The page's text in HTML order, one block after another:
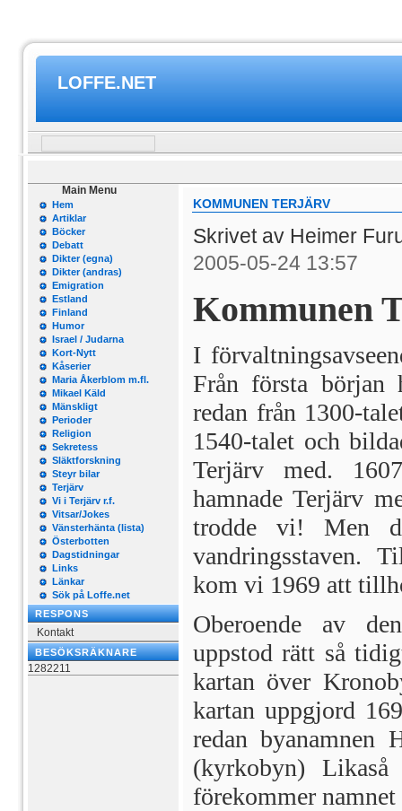
LOFFE.NET
Main Menu
Hem
Artiklar
Böcker
Debatt
Dikter (egna)
Dikter (andras)
Emigration
Estland
Finland
Humor
Israel / Judarna
Kort-Nytt
Kåserier
Maria Åkerblom m.fl.
Mikael Käld
Mänskligt
Perioder
Religion
Sekretess
Släktforskning
Steyr bilar
Terjärv
Vi i Terjärv r.f.
Vitsar/Jokes
Vänsterhänta (lista)
Österbotten
Dagstidningar
Links
Länkar
Sök på Loffe.net
RESPONS
Kontakt
BESÖKSRÄKNARE
1282211
KOMMUNEN TERJÄRV
Skrivet av Heimer
2005-05-24 13:57
Kommunen
I
Från första början
redan från 1300-
1540-talet och
Terjärv med.
hamnade Terjärv
trodde vi! Men
vandringsstaven.
kom vi 1969 att
Oberoende av
uppstod rätt så
kartan över
kartan uppgjord
redan byanamnen
(kyrkobyn)
förekommer namnet